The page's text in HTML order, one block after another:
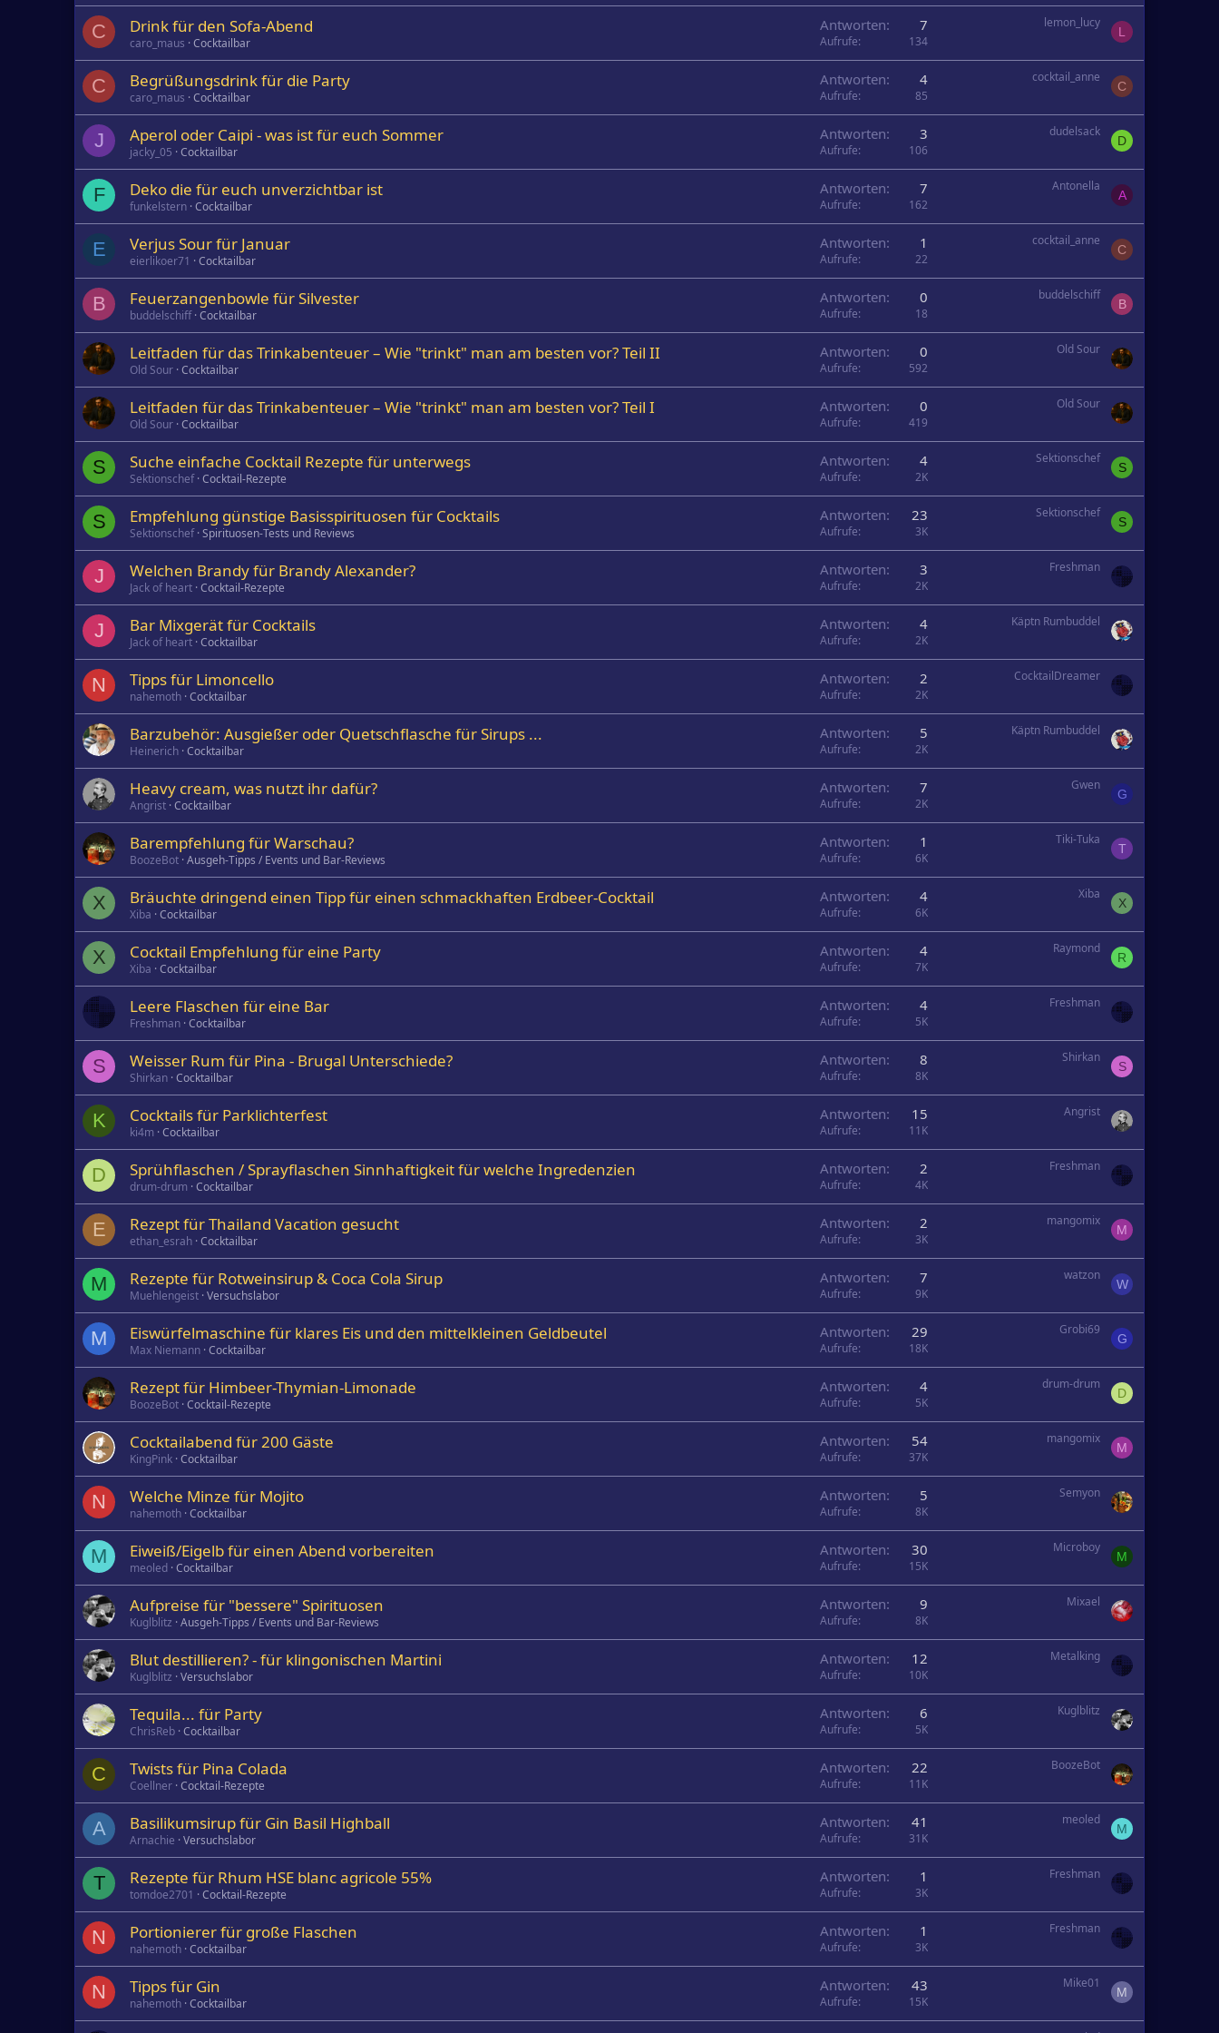
C Drink für den Sofa-Abend
caro_maus Cocktailbar
Antworten 7
Aufrufe 134
lemon_lucy
L
C Begrüßungsdrink für die Party
caro_maus Cocktailbar
Antworten 4
Aufrufe 85
cocktail_anne
C
J Aperol oder Caipi - was ist für euch Sommer
jacky_05 Cocktailbar
Antworten 3
Aufrufe 106
dudelsack
D
F Deko die für euch unverzichtbar ist
funkelstern Cocktailbar
Antworten 7
Aufrufe 162
Antonella
A
E Verjus Sour für Januar
eierlikoer71 Cocktailbar
Antworten 1
Aufrufe 22
cocktail_anne
C
B Feuerzangenbowle für Silvester
buddelschiff Cocktailbar
Antworten 0
Aufrufe 18
buddelschiff
B
Leitfaden für das Trinkabenteuer – Wie "trinkt" man am besten vor? Teil II
Old Sour Cocktailbar
Antworten 0
Aufrufe 592
Old Sour
Leitfaden für das Trinkabenteuer – Wie "trinkt" man am besten vor? Teil I
Old Sour Cocktailbar
Antworten 0
Aufrufe 419
Old Sour
S Suche einfache Cocktail Rezepte für unterwegs
Sektionschef Cocktail-Rezepte
Antworten 4
Aufrufe 2K
Sektionschef
S
S Empfehlung günstige Basisspirituosen für Cocktails
Sektionschef Spirituosen-Tests und Reviews
Antworten 23
Aufrufe 3K
Sektionschef
S
J Welchen Brandy für Brandy Alexander?
Jack of heart Cocktail-Rezepte
Antworten 3
Aufrufe 2K
Freshman
J Bar Mixgerät für Cocktails
Jack of heart Cocktailbar
Antworten 4
Aufrufe 2K
Käptn Rumbuddel
N Tipps für Limoncello
nahemoth Cocktailbar
Antworten 2
Aufrufe 2K
CocktailDreamer
Barzubehör: Ausgießer oder Quetschflasche für Sirups ...
Heinerich Cocktailbar
Antworten 5
Aufrufe 2K
Käptn Rumbuddel
Heavy cream, was nutzt ihr dafür?
Angrist Cocktailbar
Antworten 7
Aufrufe 2K
Gwen
G
Barempfehlung für Warschau?
BoozeBot Ausgeh-Tipps / Events und Bar-Reviews
Antworten 1
Aufrufe 6K
Tiki-Tuka
T
X Bräuchte dringend einen Tipp für einen schmackhaften Erdbeer-Cocktail
Xiba Cocktailbar
Antworten 4
Aufrufe 6K
Xiba
X
X Cocktail Empfehlung für eine Party
Xiba Cocktailbar
Antworten 4
Aufrufe 7K
Raymond
R
Leere Flaschen für eine Bar
Freshman Cocktailbar
Antworten 4
Aufrufe 5K
Freshman
S Weisser Rum für Pina - Brugal Unterschiede?
Shirkan Cocktailbar
Antworten 8
Aufrufe 8K
Shirkan
S
K Cocktails für Parklichterfest
ki4m Cocktailbar
Antworten 15
Aufrufe 11K
Angrist
D Sprühflaschen / Sprayflaschen Sinnhaftigkeit für welche Ingredenzien
drum-drum Cocktailbar
Antworten 2
Aufrufe 4K
Freshman
E Rezept für Thailand Vacation gesucht
ethan_esrah Cocktailbar
Antworten 2
Aufrufe 3K
mangomix
M
M Rezepte für Rotweinsirup & Coca Cola Sirup
Muehlengeist Versuchslabor
Antworten 7
Aufrufe 9K
watzon
W
M Eiswürfelmaschine für klares Eis und den mittelkleinen Geldbeutel
Max Niemann Cocktailbar
Antworten 29
Aufrufe 18K
Grobi69
G
Rezept für Himbeer-Thymian-Limonade
BoozeBot Cocktail-Rezepte
Antworten 4
Aufrufe 5K
drum-drum
D
Cocktailabend für 200 Gäste
KingPink Cocktailbar
Antworten 54
Aufrufe 37K
mangomix
M
N Welche Minze für Mojito
nahemoth Cocktailbar
Antworten 5
Aufrufe 8K
Semyon
M Eiweiß/Eigelb für einen Abend vorbereiten
meoled Cocktailbar
Antworten 30
Aufrufe 15K
Microboy
M
Aufpreise für "bessere" Spirituosen
Kuglblitz Ausgeh-Tipps / Events und Bar-Reviews
Antworten 9
Aufrufe 8K
Mixael
Blut destillieren? - für klingonischen Martini
Kuglblitz Versuchslabor
Antworten 12
Aufrufe 10K
Metalking
Tequila... für Party
ChrisReb Cocktailbar
Antworten 6
Aufrufe 5K
Kuglblitz
C Twists für Pina Colada
Coellner Cocktail-Rezepte
Antworten 22
Aufrufe 11K
BoozeBot
A Basilikumsirup für Gin Basil Highball
Arnachie Versuchslabor
Antworten 41
Aufrufe 31K
meoled
M
T Rezepte für Rhum HSE blanc agricole 55%
tomdoe2701 Cocktail-Rezepte
Antworten 1
Aufrufe 3K
Freshman
N Portionierer für große Flaschen
nahemoth Cocktailbar
Antworten 1
Aufrufe 3K
Freshman
N Tipps für Gin
nahemoth Cocktailbar
Antworten 43
Aufrufe 15K
Mike01
M